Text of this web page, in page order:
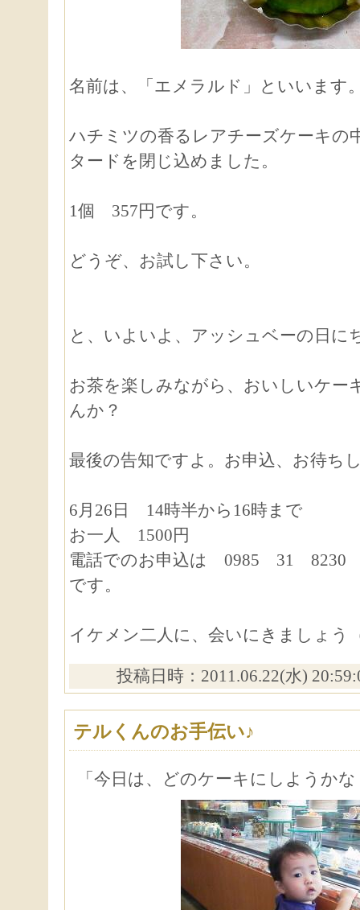
名前は、「エメラルド」といいます
ハチミツの香るレアチーズケーキの
タードを閉じ込めました。
1個 357円です。
どうぞ、お試し下さい。
と、いよいよ、アッシュベーの日に
お茶を楽しみながら、おいしいケー
んか？
最後の告知ですよ。お申込、お待ち
6月26日 14時半から16時まで
お一人 1500円
電話でのお申込は 0985 31 8230
です。
イケメン二人に、会いにきましょう
投稿日時：2011.06.22(水)
テルくんのお手伝い♪
「今日は、どのケーキにしようかな